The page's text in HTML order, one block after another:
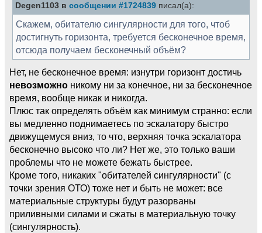
Degen1103 в сообщении #1724839 писал(а):
Скажем, обитателю сингулярности для того, чтоб
достигнуть горизонта, требуется бесконечное время,
отсюда получаем бесконечный объём?
Нет, не бесконечное время: изнутри горизонт достичь
невозможно никому ни за конечное, ни за бесконечное
время, вообще никак и никогда.
Плюс так определять объём как минимум странно: если
вы медленно поднимаетесь по эскалатору быстро
движущемуся вниз, то что, верхняя точка эскалатора
бесконечно высоко что ли? Нет же, это только ваши
проблемы что не можете бежать быстрее.
Кроме того, никаких "обитателей сингулярности" (с
точки зрения ОТО) тоже нет и быть не может: все
материальные структуры будут разорваны
приливными силами и сжаты в материальную точку
(сингулярность).